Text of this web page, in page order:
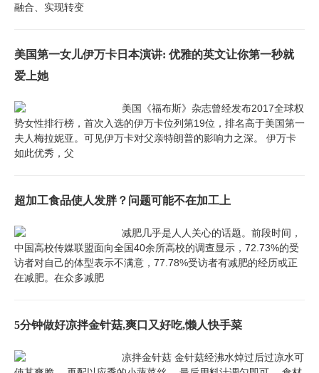
融合、实现转变
美国第一女儿伊万卡日本演讲: 优雅的英文让你第一秒就
爱上她
美国《福布斯》杂志曾经发布2017全球权
势女性排行榜，首次入选的伊万卡位列第19位，排名高于美国第一
夫人梅拉妮亚。可见伊万卡对父亲特朗普的影响力之深。 伊万卡
如此优秀，父
超加工食品使人发胖？问题可能不在加工上
减肥几乎是人人关心的话题。前段时间，
中国高校传媒联盟面向全国40余所高校的调查显示，72.73%的受
访者对自己的体型表示不满意，77.78%受访者有减肥的经历或正
在减肥。在众多减肥
5分钟做好凉拌金针菇,爽口又好吃,懒人快手菜
凉拌金针菇 金针菇经沸水焯过后过凉水可